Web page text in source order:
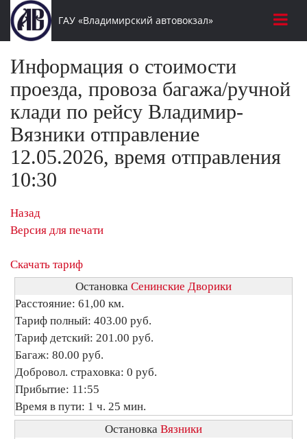
ГАУ «Владимирский автовокзал»
Информация о стоимости
проезда, провоза багажа/ручной
клади по рейсу Владимир-
Вязники отправление
12.05.2026, время отправления
10:30
Назад
Версия для печати
Скачать тариф
Остановка Сенинские Дворики
Расстояние: 61,00 км.
Тариф полный: 403.00 руб.
Тариф детский: 201.00 руб.
Багаж: 80.00 руб.
Добровол. страховка: 0 руб.
Прибытие: 11:55
Время в пути: 1 ч. 25 мин.
Остановка Вязники